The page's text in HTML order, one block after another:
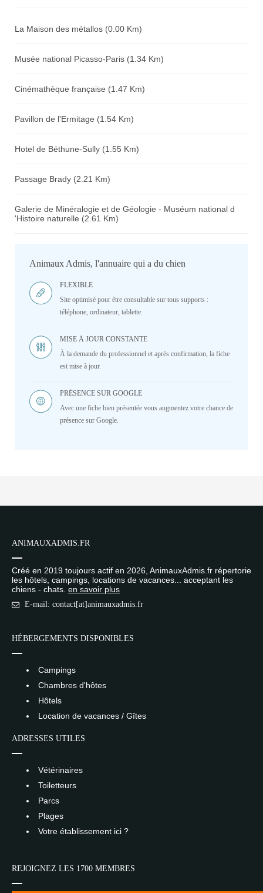
La Maison des métallos (0.00 Km)
Musée national Picasso-Paris (1.34 Km)
Cinémathèque française (1.47 Km)
Pavillon de l'Ermitage (1.54 Km)
Hotel de Béthune-Sully (1.55 Km)
Passage Brady (2.21 Km)
Galerie de Minéralogie et de Géologie - Muséum national d
'Histoire naturelle (2.61 Km)
Animaux Admis, l'annuaire qui a du chien
FLEXIBLE
Site optimisé pour être consultable sur tous supports :
téléphone, ordinateur, tablette.
MISE À JOUR CONSTANTE
À la demande du professionnel et après confirmation, la fiche
est mise à jour.
PRÉSENCE SUR GOOGLE
Avec une fiche bien présentée vous augmentez votre chance de
présence sur Google.
ANIMAUXADMIS.FR
Créé en 2019 toujours actif en 2026, AnimauxAdmis.fr répertorie
les hôtels, campings, locations de vacances... acceptant les
chiens - chats. en savoir plus
E-mail: contact[at]animauxadmis.fr
HÉBERGEMENTS DISPONIBLES
Campings
Chambres d'hôtes
Hôtels
Location de vacances / Gîtes
ADRESSES UTILES
Vétérinaires
Toiletteurs
Parcs
Plages
Votre établissement ici ?
REJOIGNEZ LES 1700 MEMBRES